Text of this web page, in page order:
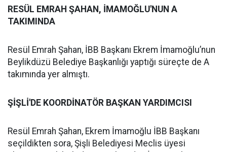
RESÜL EMRAH ŞAHAN, İMAMOĞLU'NUN A
TAKIMINDA
Resül Emrah Şahan, İBB Başkanı Ekrem İmamoğlu’nun
Beylikdüzü Belediye Başkanlığı yaptığı süreçte de A
takımında yer almıştı.
ŞİŞLİ'DE KOORDİNATÖR BAŞKAN YARDIMCISI
Resül Emrah Şahan, Ekrem İmamoğlu İBB Başkanı
seçildikten sora, Şişli Belediyesi Meclis üyesi